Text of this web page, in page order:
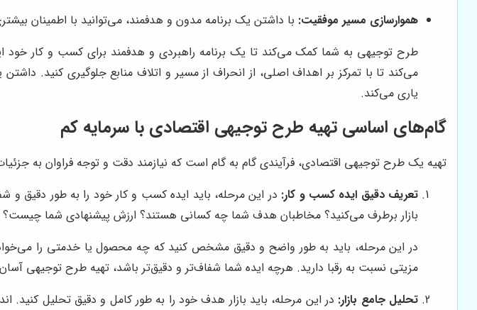
هموارسازی مسیر موفقیت: با داشتن یک برنامه مدون و هدفمند، می‌توانید با اطمینان
طرح توجیهی به شما کمک می‌کند تا یک برنامه راهبردی و هدفمند برای کسب و کار
می‌کند تا با تمرکز بر اهداف اصلی، از انحراف از مسیر و اتلاف منابع جلوگیری کنید.
یاری می‌کند.
گام‌های اساسی تهیه طرح توجیهی اقتصادی با سرمایه کم
تهیه یک طرح توجیهی اقتصادی، فرآیندی گام به گام است که نیازمند دقت و توجه فراوان به
تعریف دقیق ایده کسب و کار: در این مرحله، باید ایده کسب و کار خود را به طور دقیق
بازار برطرف می‌کنید؟ مخاطبان هدف شما چه کسانی هستند؟ ارزش پیشنهادی شما چیست؟
در این مرحله، باید به طور واضح و دقیق مشخص کنید که چه محصول یا خدمتی را
مزیتی نسبت به رقبا دارید. هرچه ایده شما شفاف‌تر و دقیق‌تر باشد، تهیه طرح توجیهی
تحلیل جامع بازار: در این مرحله، باید بازار هدف خود را به طور کامل و دقیق تحلیل کنید.